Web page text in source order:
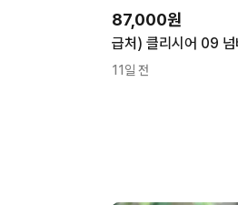
87,000원
11일 전